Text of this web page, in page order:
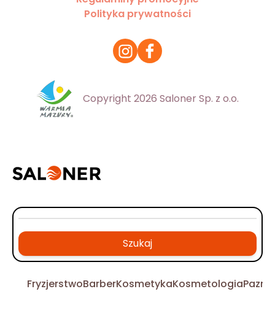
Polityka prywatności
Copyright 2026 Saloner Sp. z o.o.
Szukaj
FryzjerstwoBarberKosmetykaKosmetologia